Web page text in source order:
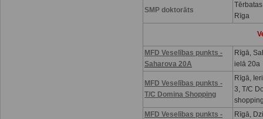
SMP doktorāts
Rīga
MFD Veselības punkts -
Saharova 20A
Rīgā,
ielā 20a
MFD Veselības punkts -
T/C Domina Shopping
Rīgā,
3, T/C
MFD Veselības punkts -
Rīgā,